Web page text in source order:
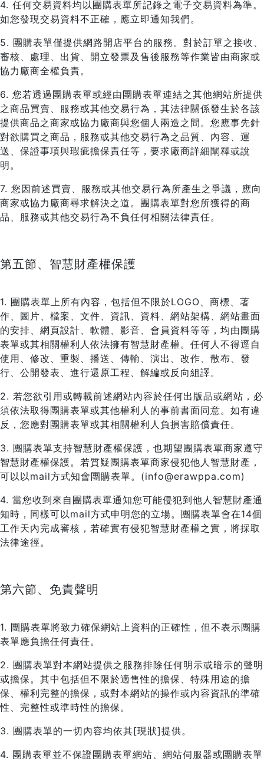
4. 任何交易資料均以團購表單所記錄之電子交易資料為準。
如您發現交易資料不正確，應立即通知我們。
5. 團購表單僅提供網路開店平台的服務。對於訂單之接收、
審核、處理、出貨、開立發票及售後服務等作業皆由商家或
協力廠商全權負責。
6. 您若透過團購表單或經由團購表單連結之其他網站所提供
之商品買賣、服務或其他交易行為，其法律關係發生於各該
提供商品之商家或協力廠商與您個人兩造之間。您應事先針
對欲購買之商品，服務或其他交易行為之品質、內容、運
送、保證事項與瑕疵擔保責任等，要求廠商詳細闡釋或說
明。
7. 您因前述買賣、服務或其他交易行為所產生之爭議，應向
商家或協力廠商尋求解決之道。團購表單對您所獲得的商
品、服務或其他交易行為不負任何相關法律責任。
第五節、智慧財產權保護
1. 團購表單上所有內容，包括但不限於LOGO、商標、著
作、圖片、檔案、文件、資訊、資料、網站架構、網站畫面
的安排、網頁設計、軟體、影音、會員資料等等，均由團購
表單或其相關權利人依法擁有智慧財產權。任何人不得逕自
使用、修改、重製、播送、傳輸、演出、改作、散布、發
行、公開發表、進行還原工程、解編或反向組譯。
2. 若您欲引用或轉載前述網站內容於任何出版品或網站，必
須依法取得團購表單或其他權利人的事前書面同意。如有違
反，您應對團購表單或其相關權利人負損害賠償責任。
3. 團購表單支持智慧財產權保護，也期望團購表單商家遵守
智慧財產權保護。若質疑團購表單商家侵犯他人智慧財產，
可以以mail方式知會團購表單。(info@erawppa.com)
4. 當您收到來自團購表單通知您可能侵犯到他人智慧財產通
知時，同樣可以mail方式申明您的立場。團購表單會在14個
工作天內完成審核，若確實有侵犯智慧財產權之實，將採取
法律途徑。
第六節、免責聲明
1. 團購表單將致力確保網站上資料的正確性，但不表示團購
表單應負擔任何責任。
2. 團購表單對本網站提供之服務排除任何明示或暗示的聲明
或擔保。其中包括但不限於適售性的擔保、特殊用途的擔
保、權利完整的擔保，或對本網站的操作或內容資訊的準確
性、完整性或準時性的擔保。
3. 團購表單的一切內容均依其[現狀]提供。
4. 團購表單並不保證團購表單網站、網站伺服器或團購表單